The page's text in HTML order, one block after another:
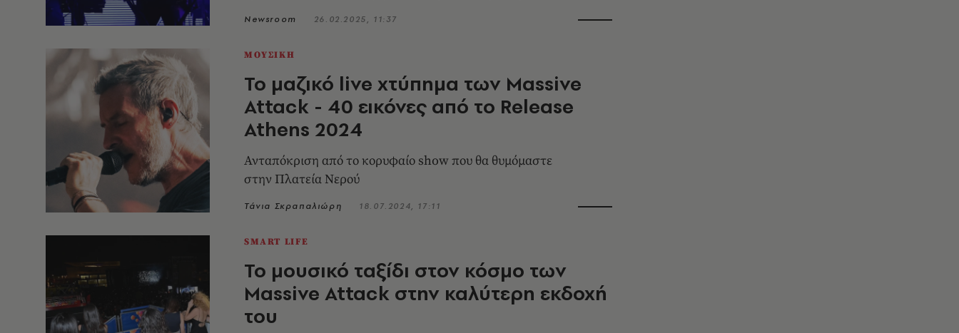
Newsroom 26.02.2025, 11:37
ΜΟΥΣΙΚΗ
Το μαζικό live χτύπημα των Massive
Attack - 40 εικόνες από το Release
Athens 2024
Ανταπόκριση από το κορυφαίο show που θα θυμόμαστε
στην Πλατεία Νερού
Τάνια Σκραπαλιώρη 18.07.2024, 17:11
SMART LIFE
Το μουσικό ταξίδι στον κόσμο των
Massive Attack στην καλύτερη εκδοχή
του